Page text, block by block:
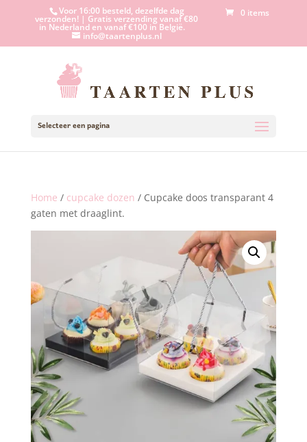
Voor 16:00 besteld, dezelfde dag
verzonden! | Gratis verzending vanaf €80
in Nederland en vanaf €100 in België.
info@taartenplus.nl
0 items
Selecteer een pagina
Home / cupcake dozen / Cupcake doos transparant 4
gaten met draaglint.